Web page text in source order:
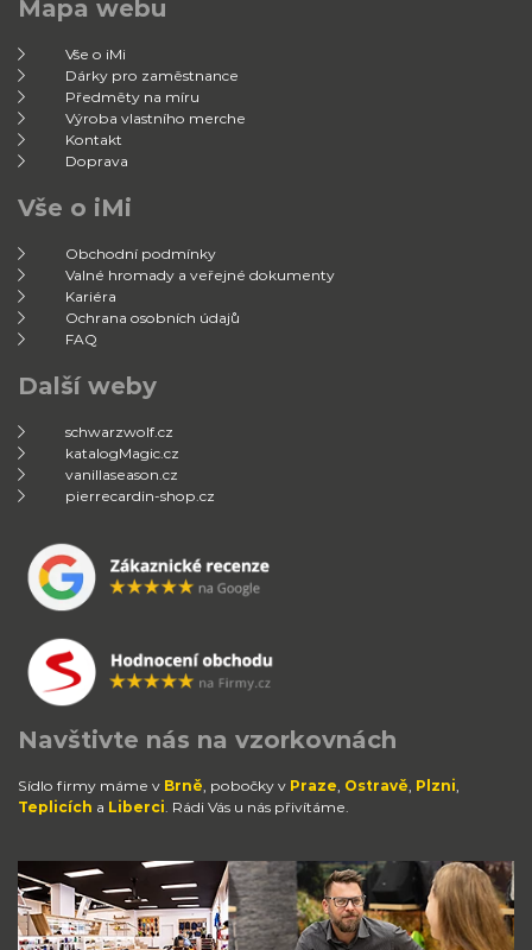
Mapa webu
Vše o iMi
Dárky pro zaměstnance
Předměty na míru
Výroba vlastního merche
Kontakt
Doprava
Vše o iMi
Obchodní podmínky
Valné hromady a veřejné dokumenty
Kariéra
Ochrana osobních údajů
FAQ
Další weby
schwarzwolf.cz
katalogMagic.cz
vanillaseason.cz
pierrecardin-shop.cz
Navštivte nás na vzorkovnách
Sídlo firmy máme v Brně , pobočky v Praze Ostravě Plzni
Teplicích a Liberci . Rádi Vás u nás přivítáme.